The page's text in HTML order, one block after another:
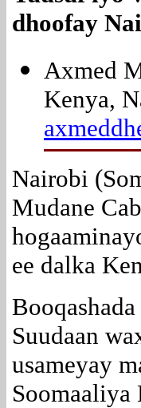
dhoofay
Axmed
Kenya,
Nairobi
Mudane
ee dalka
Suudaan
usameyay
Soomaaliya